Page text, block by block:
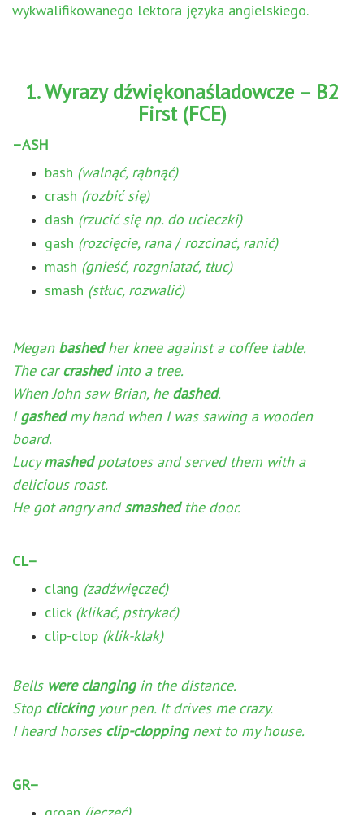
wykwalifikowanego lektora języka angielskiego.
1. Wyrazy dźwiękonaśladowcze – B2
First (FCE)
–ASH
bash (walnąć, rąbnąć)
crash (rozbić się)
dash (rzucić się np. do ucieczki)
gash (rozcięcie, rana/rozcinać, ranić)
mash (gnieść, rozgniatać, tłuc)
smash (stłuc, rozwalić)
Meganbashedher knee against a coffee table.
The carcrashedinto a tree.
When John saw Brian, he dashed.
Igashedmy hand when I was sawing a wooden
board.
Lucymashedpotatoes and served them with a
delicious roast.
He got angry andsmashedthe door.
CL–
clang (zadźwięczeć)
click (klikać, pstrykać)
clip-clop (klik-klak)
Bells were clangingin the distance.
Stop clickingyour pen. It drives me crazy.
I heard horses clip-cloppingnext to my house.
GR–